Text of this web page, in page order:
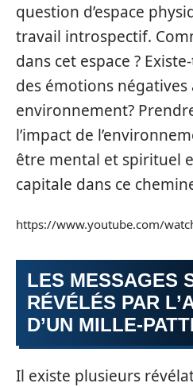
question d’espace
travail introspectif.
dans cet espace ?
des émotions négatives
environnement?
l’impact de
être mental et spirituel
capitale dans ce
https://www.youtube.com/
LES MESSAGES
RÉVÉLÉS PAR
D’UN MILLE-
Il existe plusieurs